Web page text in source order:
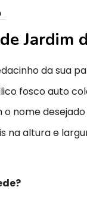
Jardim
da sua
fosco auto
o nome
na altura e